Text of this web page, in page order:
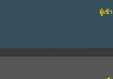
ผู้เข้